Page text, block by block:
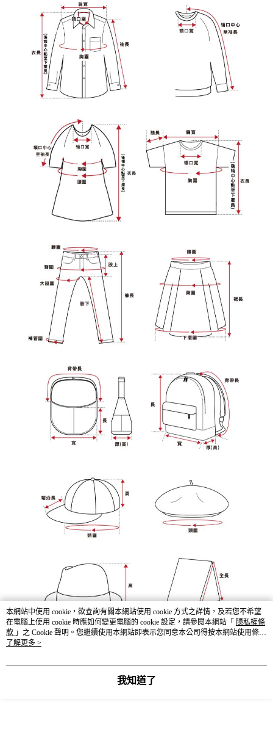
本網站中使用 cookie，欲查詢有關本網站使用 cookie 方式之詳情，及若您不希望
在電腦上使用 cookie 時應如何變更電腦的 cookie 設定，請參閱本網站「 隱私權條
款 」之 Cookie 聲明。您繼續使用本網站即表示您同意本公司得按本網站使用條款
之 Cookie 聲明使用 cookie。
了解更多 >
我知道了